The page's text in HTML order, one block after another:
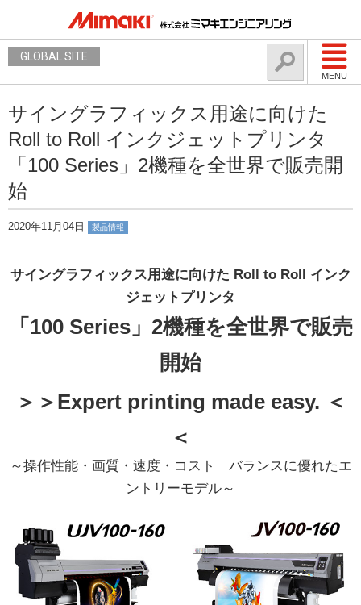
MENU
GLOBAL SITE
サイングラフィックス用途に向けた
Roll to Roll インクジェットプリンタ
「100 Series」2機種を全世界で販売開
始
2020年11月04日 製品情報
サイングラフィックス用途に向けた Roll to Roll インク
ジェットプリンタ
「100 Series」2機種を全世界で販売
開始
＞＞Expert printing made easy. ＜
＜
～操作性能・画質・速度・コスト バランスに優れたエ
ントリーモデル～